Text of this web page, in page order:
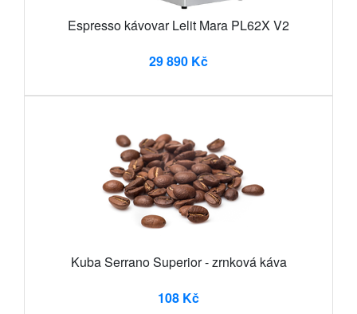
Espresso kávovar Lelit Mara PL62X V2
29 890 Kč
Kuba Serrano Superior - zrnková káva
108 Kč